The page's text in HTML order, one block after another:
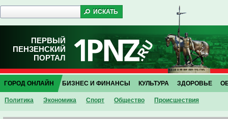
ПЕРВЫЙ
ПЕНЗЕНСКИЙ
ПОРТАЛ
ГОРОД ОНЛАЙН
Политика Экономика Спорт Общество Проиcшествия
БИЗНЕС И ФИНАНСЫ КУЛЬТУРА ЗДОРОВЬЕ